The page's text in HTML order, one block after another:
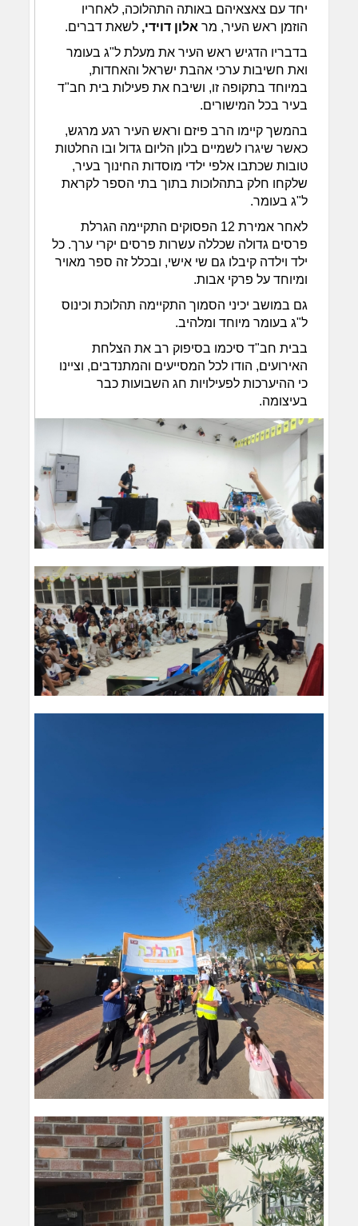
יחד עם צאצאיהם באותה התהלוכה, לאחריו
הוזמן ראש העיר, מר אלון דוידי, לשאת דברים.
בדבריו הדגיש ראש העיר את מעלת ל"ג בעומר
ואת חשיבות ערכי אהבת ישראל והאחדות,
במיוחד בתקופה זו, ושיבח את פעילות בית חב"ד
בעיר בכל המישורים.
בהמשך קיימו הרב פיזם וראש העיר רגע מרגש,
כאשר שיגרו לשמיים בלון הליום גדול ובו החלטות
טובות שכתבו אלפי ילדי מוסדות החינוך בעיר,
שלקחו חלק בתהלוכות בתוך בתי הספר לקראת
ל"ג בעומר.
לאחר אמירת 12 הפסוקים התקיימה הגרלת
פרסים גדולה שכללה עשרות פרסים יקרי ערך. כל
ילד וילדה קיבלו גם שי אישי, ובכלל זה ספר מאויר
ומיוחד על פרקי אבות.
גם במושב יכיני הסמוך התקיימה תהלוכת וכינוס
ל"ג בעומר מיוחד ומלהיב.
בבית חב"ד סיכמו בסיפוק רב את הצלחת
האירועים, הודו לכל המסייעים והמתנדבים, וציינו
כי ההיערכות לפעילויות חג השבועות כבר
בעיצומה.